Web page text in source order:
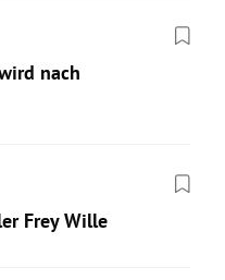
nach
Frey Wille